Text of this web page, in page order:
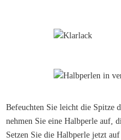
Befeuchten Sie leicht die Spitze
nehmen Sie eine Halbperle auf,
Setzen Sie die Halbperle jetzt